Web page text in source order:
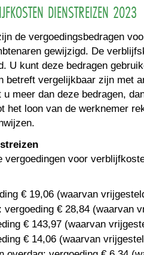
DIENSTREIZEN 2023
de vergoedingsbedragen
gewijzigd. De
U kunt deze bedragen
betreft vergelijkbaar zijn met
meer dan deze bedragen,
het loon van de werknemer
vergoedingen voor
€ 19,06 (waarvan
vergoeding € 28,84 (waarvan
€ 143,97 (waarvan
€ 14,06 (waarvan